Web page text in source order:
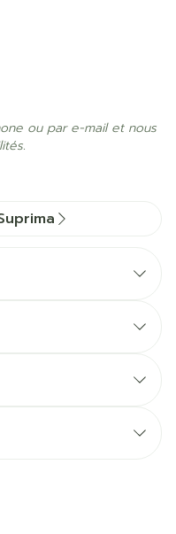
ou par e-mail et nous